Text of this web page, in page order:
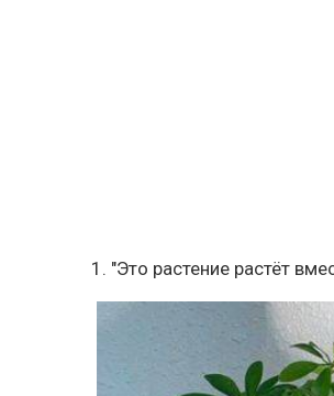
1. "Это растение растёт